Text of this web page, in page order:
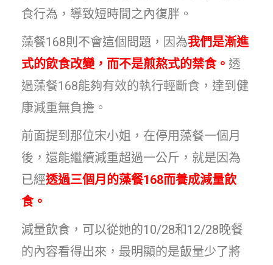
食行為，導致短時間之內復胖。
藻餐168則不會這個問題，因為我們是漸進
式的飲食改變，而不是煎熬式的禁食。 透
過藻餐168能夠有效的執行輕斷食，達到健
康減重無負擔。
前面提到那位宋小姐，在停用藻餐一個月
後，還能繼續減重超過一公斤，就是因為
已經透過三個月的藻餐168而養成減量飲
食。
減量飲食，可以從她的10/28和12/28晚餐
的內容看得出來，最明顯的是飯量少了將